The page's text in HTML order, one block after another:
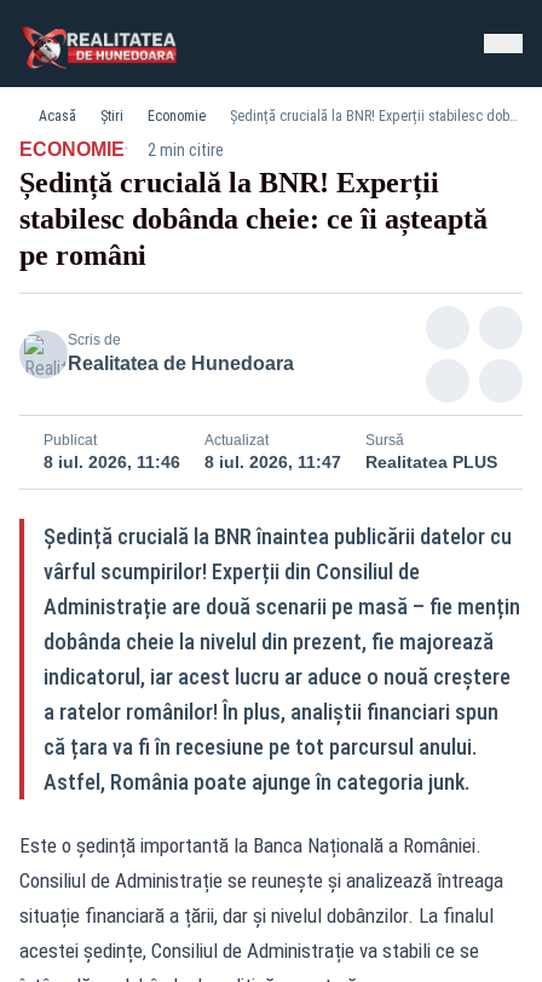
Acasă Știri Economie Ședință crucială la BNR! Experții stabilesc dobânda cheie: ce îi așteaptă pe români
ECONOMIE· 2 min citire
Ședință crucială la BNR! Experții
stabilesc dobânda cheie: ce îi așteaptă
pe români
Scris de
Realitatea de Hunedoara
Publicat
8 iul. 2026, 11:46
Actualizat
8 iul. 2026, 11:47
Sursă
Realitatea PLUS
Ședință crucială la BNR înaintea publicării datelor cu
vârful scumpirilor! Experții din Consiliul de
Administrație are două scenarii pe masă – fie mențin
dobânda cheie la nivelul din prezent, fie majorează
indicatorul, iar acest lucru ar aduce o nouă creștere
a ratelor românilor! În plus, analiștii financiari spun
că țara va fi în recesiune pe tot parcursul anului.
Astfel, România poate ajunge în categoria junk.
Este o ședință importantă la Banca Națională a României.
Consiliul de Administrație se reunește și analizează întreaga
situație financiară a țării, dar și nivelul dobânzilor. La finalul
acestei ședințe, Consiliul de Administrație va stabili ce se